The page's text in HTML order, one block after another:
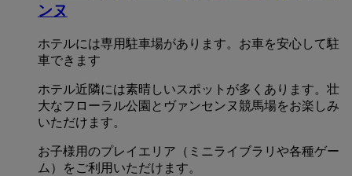
ンヌ
ホテルには専用駐車場があります。お車を安心して駐
車できます
ホテル近隣には素晴しいスポットが多くあります。壮
大なフローラル公園とヴァンセンヌ競馬場をお楽しみ
いただけます。
お子様用のプレイエリア（ミニライブラリや各種ゲー
ム）をご利用いただけます。